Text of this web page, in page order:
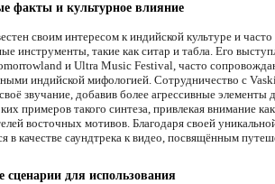
факты и культурное влияние
своим интересом к индийской культуре и часто
инструменты, такие как ситар и табла. Его
и Ultra Music Festival, часто
индийской мифологией. Сотрудничество с
звучание, добавив более агрессивные элементы
примеров такого синтеза, привлекая внимание
восточных мотивов. Благодаря своей
в качестве саундтрека к видео, посвящённым
сценарии для использования